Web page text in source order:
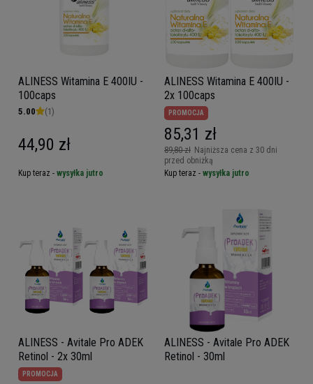
ALINESS Witamina E 400IU -
100caps
5.00 (1)
44,90 zł
Kup teraz - wysyłka jutro
ALINESS Witamina E 400IU -
2x 100caps
PROMOCJA
89,80 zł Najniższa cena z 30 dni
przed obniżką
85,31 zł
Kup teraz - wysyłka jutro
ALINESS - Avitale Pro ADEK
Retinol - 2x 30ml
PROMOCJA
ALINESS - Avitale Pro ADEK
Retinol - 30ml